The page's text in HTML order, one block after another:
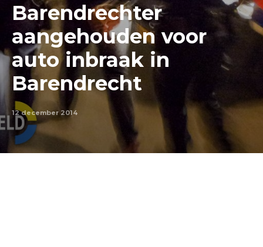
Barendrechter
aangehouden voor
auto inbraak in
Barendrecht
12 december 2014